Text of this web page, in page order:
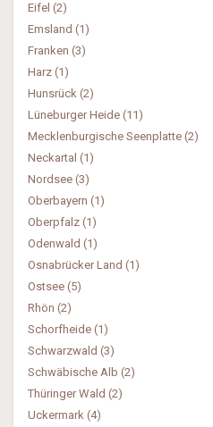
Eifel (2)
Emsland (1)
Franken (3)
Harz (1)
Hunsrück (2)
Lüneburger Heide (11)
Mecklenburgische Seenplatte (2)
Neckartal (1)
Nordsee (3)
Oberbayern (1)
Oberpfalz (1)
Odenwald (1)
Osnabrücker Land (1)
Ostsee (5)
Rhön (2)
Schorfheide (1)
Schwarzwald (3)
Schwäbische Alb (2)
Thüringer Wald (2)
Uckermark (4)